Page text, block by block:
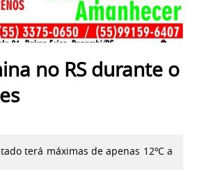
no RS durante o
terá máximas de apenas 12ºC a